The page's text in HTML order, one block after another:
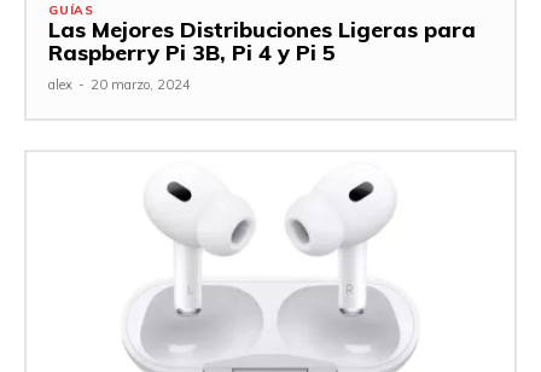
GUÍAS
Las Mejores Distribuciones Ligeras para
Raspberry Pi 3B, Pi 4 y Pi 5
alex - 20 marzo, 2024